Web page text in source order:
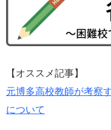
【オススメ記事】
元博多高校教師が考察
について